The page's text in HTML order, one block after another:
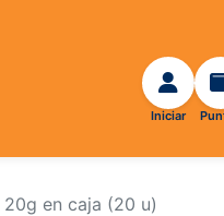
en caja (20 u)